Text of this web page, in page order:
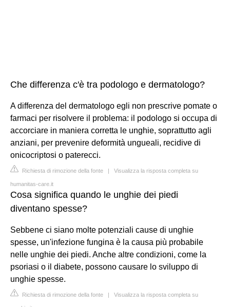
Che differenza c'è tra podologo e dermatologo?
A differenza del dermatologo egli non prescrive pomate o
farmaci per risolvere il problema: il podologo si occupa di
accorciare in maniera corretta le unghie, soprattutto agli
anziani, per prevenire deformità ungueali, recidive di
onicocriptosi o paterecci.
Richiesta di rimozione della fonte | Visualizza la risposta completa su
humanitas-care.it
Cosa significa quando le unghie dei piedi
diventano spesse?
Sebbene ci siano molte potenziali cause di unghie
spesse, un'infezione fungina è la causa più probabile
nelle unghie dei piedi. Anche altre condizioni, come la
psoriasi o il diabete, possono causare lo sviluppo di
unghie spesse.
Richiesta di rimozione della fonte | Visualizza la risposta completa su